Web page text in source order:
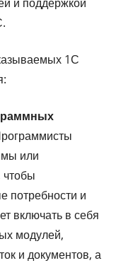
1С
или
потребности и
включать в себя
модулей,
и документов, а